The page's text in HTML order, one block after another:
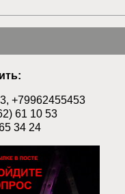
+79962455453
61 10 53
34 24